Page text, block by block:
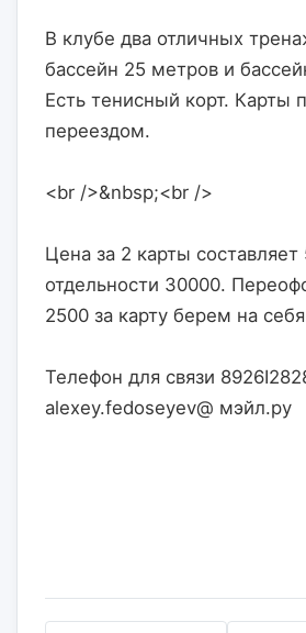
В клубе два отличных
бассейн 25 метров и
Есть тенисный корт. Карты
переездом.
<br />&nbsp;<br />
Цена за 2 карты
отдельности 30000.
2500 за карту берем на
Телефон для связи
alexey.fedoseyev@